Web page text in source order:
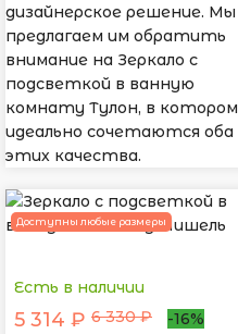
дизайнерское решение. Мы
предлагаем им обратить
внимание на Зеркало с
подсветкой в ванную
комнату Тулон, в котором
идеально сочетаются оба
этих качества.
Доступны любые размеры
Есть в наличии
5 314 ₽ 6 330 ₽
-16%